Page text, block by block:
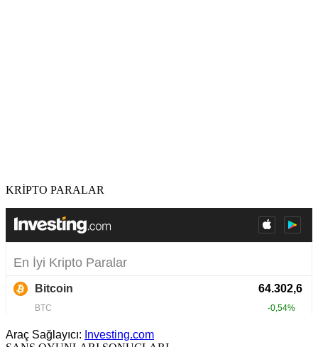
KRİPTO PARALAR
Araç Sağlayıcı: Investing.com